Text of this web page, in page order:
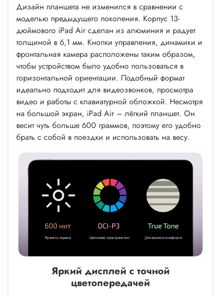
Дизайн планшета не изменился в сравнении с
моделью предыдущего поколения. Корпус 13-
дюймового iPad Air сделан из алюминия и радует
толщиной в 6,1 мм. Кнопки управления, динамики и
фронтальная камера расположены таким образом,
чтобы устройством было удобно пользоваться в
горизонтальной ориентации. Подобный формат
идеально подходит для видеозвонков, просмотра
видео и работы с клавиатурной обложкой. Несмотря
на большой экран, iPad Air – лёгкий планшет. Он
весит чуть больше 600 граммов, поэтому его удобно
брать с собой в поездки и использовать на весу.
Яркий дисплей с точной
цветопередачей